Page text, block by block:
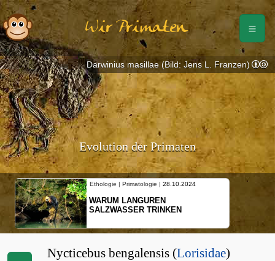
Wir Primaten
Evolution der Primaten
Ethologie | Primatologie | 28.10.2024
WARUM LANGUREN
SALZWASSER TRINKEN
Darwinius masillae (Bild: Jens L. Franzen)
Nycticebus bengalensis (Lorisidae)